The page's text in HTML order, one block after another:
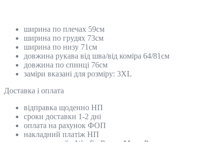
ширина по плечах 59см
ширина по грудях 73см
ширина по низу 71см
довжина рукава від шва/від коміра 64/81см
довжина по спинці 76см
заміри вказані для розміру: 3XL
Доставка і оплата
відправка щоденно НП
сроки доставки 1-2 дні
оплата на рахунок ФОП
накладний платіж НП